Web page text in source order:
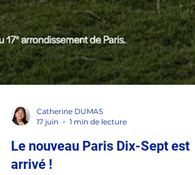
Catherine DUMAS
17 juin
1 min de lecture